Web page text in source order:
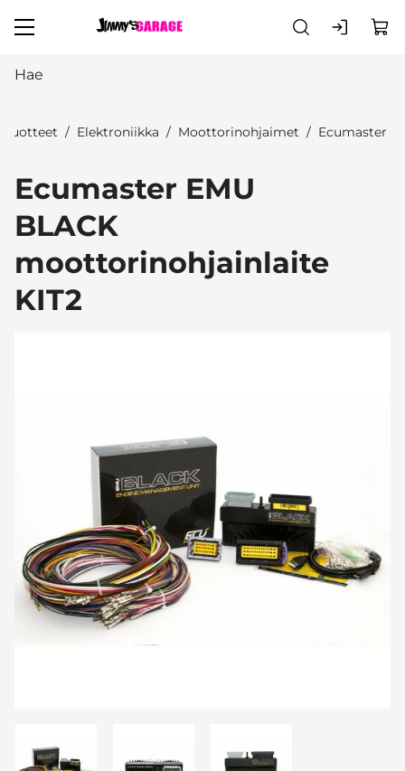
Tuotteet Elektroniikka Moottorinohjaimet Ecumaster
Ecumaster EMU
BLACK
moottorinohjainlaite
KIT2